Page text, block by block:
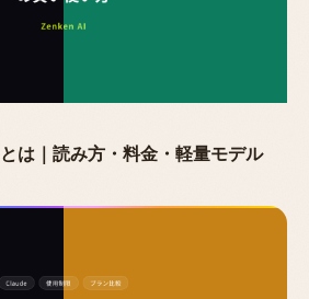
は｜読み方・料金・軽量モデル